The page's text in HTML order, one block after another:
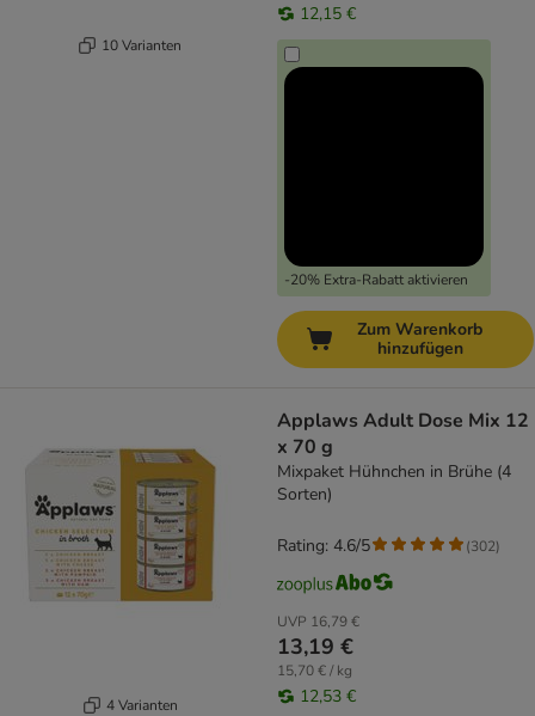
10 Varianten
12,15 €
-20% Extra-Rabatt aktivieren
Zum Warenkorb
hinzufügen
4 Varianten
Applaws Adult Dose Mix 12
x 70 g
Mixpaket Hühnchen in Brühe (4
Sorten)
UVP 16,79 €
13,19 €
15,70 € / kg
12,53 €
Rating: 4.6/5 (302)